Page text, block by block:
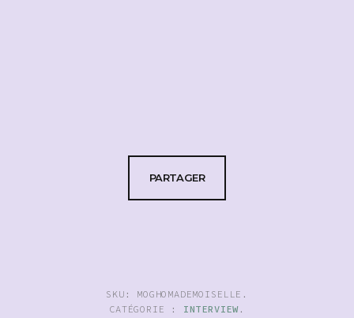
PARTAGER
SKU: MOGHOMADEMOISELLE .
CATÉGORIE : INTERVIEW .